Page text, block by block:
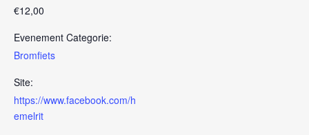
€12,00
Evenement Categorie:
Bromfiets
Site:
https://www.facebook.com/h
emelrit